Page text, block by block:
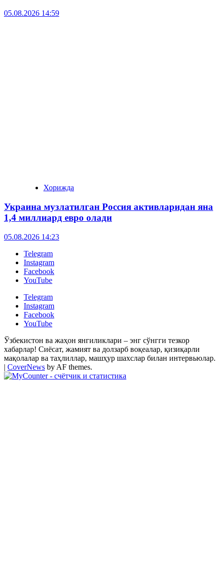
05.08.2026 14:59
Хорижда
Украина музлатилган Россия активларидан яна
1,4 миллиард евро олади
05.08.2026 14:23
Telegram
Instagram
Facebook
YouTube
Telegram
Instagram
Facebook
YouTube
Ўзбекистон ва жаҳон янгиликлари – энг сўнгги тезкор
хабарлар! Сиёсат, жамият ва долзарб воқеалар, қизиқарли
мақолалар ва таҳлиллар, машҳур шахслар билан интервьюлар.
| CoverNews by AF themes.